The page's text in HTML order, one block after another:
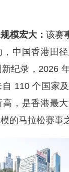
模宏大： 该赛
中国香港田
纪录，2026
110 个国家
，是香港最
的马拉松赛事